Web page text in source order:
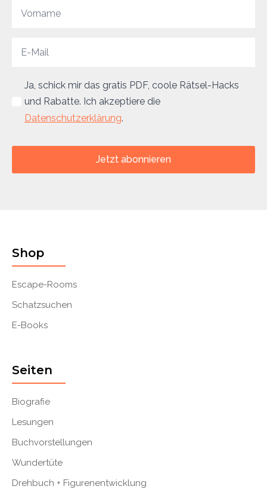
Ja, schick mir das gratis PDF, coole Rätsel-Hacks
und Rabatte. Ich akzeptiere die
Datenschutzerklärung.
Jetzt abonnieren
Shop
Escape-Rooms
Schatzsuchen
E-Books
Seiten
Biografie
Lesungen
Buchvorstellungen
Wundertüte
Drehbuch + Figurenentwicklung